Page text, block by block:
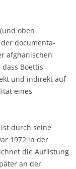
oben
documenta-
afghanischen
Boettis
und indirekt auf
eines
durch seine
1972 in der
die Auflistung
an der